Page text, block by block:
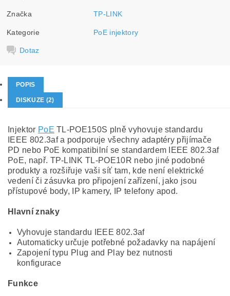
Značka TP-LINK
Kategorie PoE injektory
Dotaz
POPIS
DISKUZE (2)
Injektor PoE TL-POE150S plně vyhovuje standardu
IEEE 802.3af a podporuje všechny adaptéry přijímače
PD nebo PoE kompatibilní se standardem IEEE 802.3af
PoE, např. TP-LINK TL-POE10R nebo jiné podobné
produkty a rozšiřuje vaši síť tam, kde není elektrické
vedení či zásuvka pro připojení zařízení, jako jsou
přístupové body, IP kamery, IP telefony apod.
Hlavní znaky
Vyhovuje standardu IEEE 802.3af
Automaticky určuje potřebné požadavky na napájení
Zapojení typu Plug and Play bez nutnosti
konfigurace
Funkce